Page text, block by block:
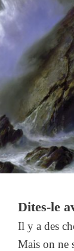
Dites-le
Il y a des
Mais on ne